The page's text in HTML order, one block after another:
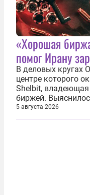
«Хорошая
помог Ирану
В деловых кругах
центре которого
Shelbit,
биржей.
существования
млрд долларов в
5 августа 2026